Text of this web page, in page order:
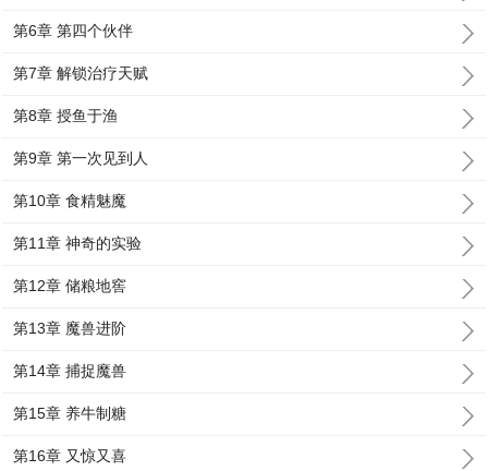
第6章 第四个伙伴
第7章 解锁治疗天赋
第8章 授鱼于渔
第9章 第一次见到人
第10章 食精魅魔
第11章 神奇的实验
第12章 储粮地窖
第13章 魔兽进阶
第14章 捕捉魔兽
第15章 养牛制糖
第16章 又惊又喜